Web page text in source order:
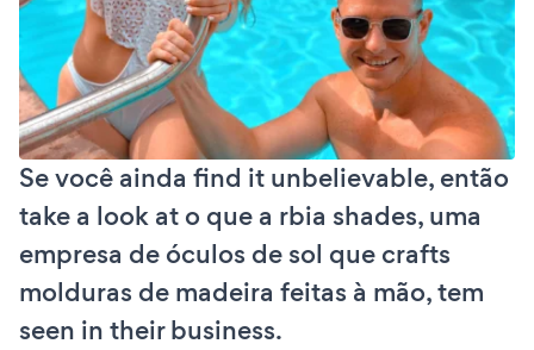
Se você ainda find it unbelievable, então
take a look at o que a rbia shades, uma
empresa de óculos de sol que crafts
molduras de madeira feitas à mão, tem
seen in their business.